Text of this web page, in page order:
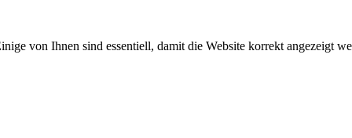
von Ihnen sind essentiell, damit die Website korrekt angezeigt